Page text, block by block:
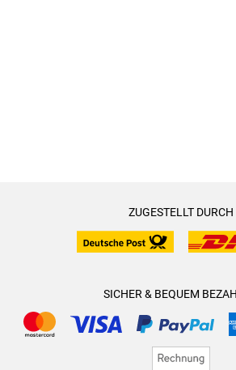
ZUGESTELLT DURCH
SICHER & BEQUEM